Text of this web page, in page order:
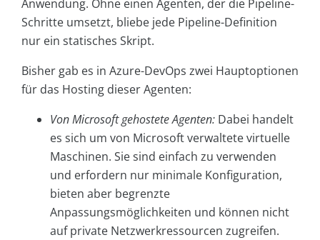
Anwendung. Ohne einen Agenten, der die Pipeline-
Schritte umsetzt, bliebe jede Pipeline-Definition
nur ein statisches Skript.
Bisher gab es in Azure-DevOps zwei Hauptoptionen
für das Hosting dieser Agenten:
Von Microsoftgehostete Agenten: Dabei handelt
es sich um von Microsoft verwaltete virtuelle
Maschinen. Sie sind einfach zu verwenden
und erfordern nur minimale Konfiguration,
bieten aber begrenzte
Anpassungsmöglichkeiten und können nicht
auf private Netzwerkressourcen zugreifen.